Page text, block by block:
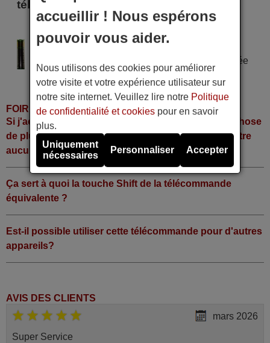
télécommande
Alimentation : 2 piles type AAA
Pile alcaline type AAA LR06 tension 1,5 V utilisée
dans la grande majorité de télécommandes.
FOIRE AUX QUESTIONS
Si j'achète la télécommande, dois-je faire quelque chose
de plus ou fonctionne-t-elle directement sans y mettre
aucun code?
Ça sert à quoi la touche Shift de la télécommande
équivalente ?
Est-il possible utiliser cette télécommande pour d'autres
appareils?
AVIS DES CLIENTS
mars 2026
Super Service
accueillir ! Nous espérons
pouvoir vous aider.
Nous utilisons des cookies pour améliorer
votre visite et votre expérience utilisateur sur
notre site internet. Veuillez lire notre Politique
de confidentialité et cookies pour en savoir
plus.
Uniquement
nécessaires
Personnaliser Accepter